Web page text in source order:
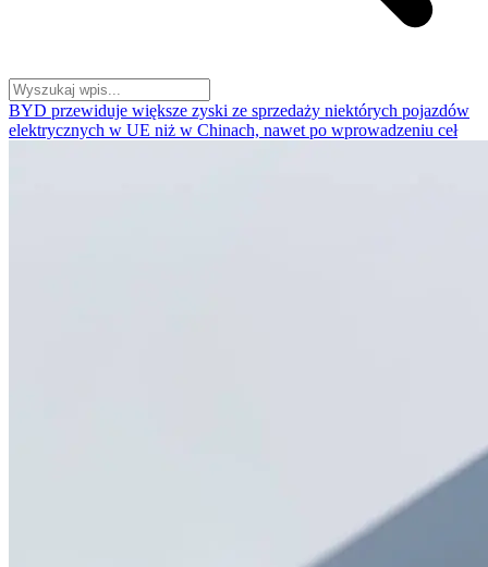
BYD przewiduje większe zyski ze sprzedaży niektórych pojazdów
elektrycznych w UE niż w Chinach, nawet po wprowadzeniu ceł